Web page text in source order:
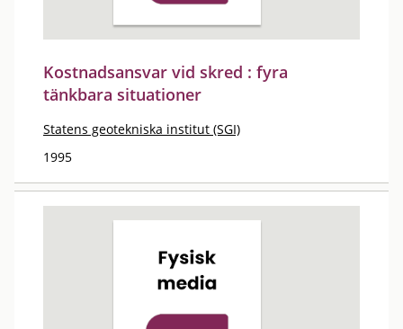
Kostnadsansvar vid skred : fyra
tänkbara situationer
Statens geotekniska institut (SGI)
1995